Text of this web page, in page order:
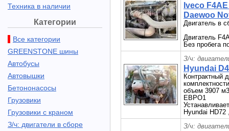
Техника в наличии
Категории
Все категории
GREENSTONE шины
Автобусы
Автовышки
Бетононасосы
Грузовики
Грузовики с краном
З/ч: двигатели в сборе
Iveco
Daewoo
Двигатель в
Двигатель
Без пробега
З/ч:
Hyundai
Контрактный
объем 3907 м3
ЕВРО1
Hyundai
З/ч: